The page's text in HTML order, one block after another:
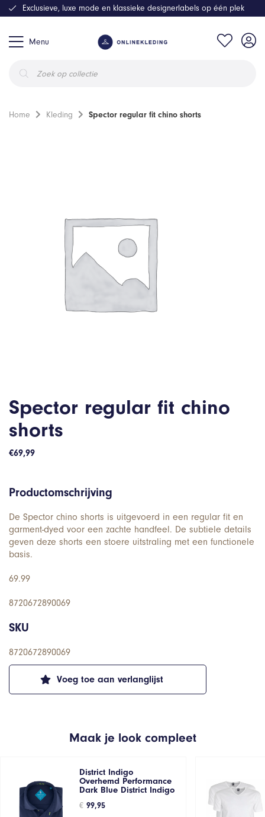
Menu
zoeken
Exclusieve, luxe mode en klassieke designerlabels op één plek
Home Kleding Spector regular fit chino shorts
Spector regular fit chino
shorts
€69,99
Voeg toe aan verlanglijst
Productomschrijving
De Spector chino shorts is uitgevoerd in een regular fit en
garment-dyed voor een zachte handfeel. De subtiele details
geven deze shorts een stoere uitstraling met een functionele
basis.
69.99
8720672890069
SKU
8720672890069
Maak je look compleet
District Indigo
Overhemd Performance
Dark Blue District Indigo
€ 99,95